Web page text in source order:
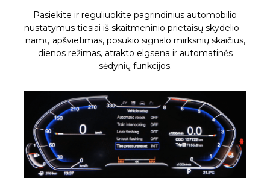
Pasiekite ir reguliuokite pagrindinius automobilio
nustatymus tiesiai iš skaitmeninio prietaisų skydelio –
namų apšvietimas, posūkio signalo mirksnių skaičius,
dienos režimas, atrakto elgsena ir automatinės
sėdynių funkcijos.